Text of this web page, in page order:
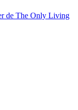
de The Only Living